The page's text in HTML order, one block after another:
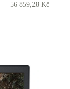
56 859,28 Kč